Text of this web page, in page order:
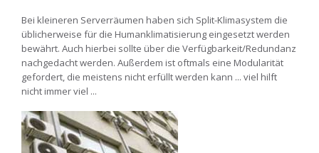
Bei kleineren Serverräumen haben sich Split-Klimasystem die
üblicherweise für die Humanklimatisierung eingesetzt werden
bewährt. Auch hierbei sollte über die Verfügbarkeit/Redundanz
nachgedacht werden. Außerdem ist oftmals eine Modularität
gefordert, die meistens nicht erfüllt werden kann ... viel hilft
nicht immer viel ...